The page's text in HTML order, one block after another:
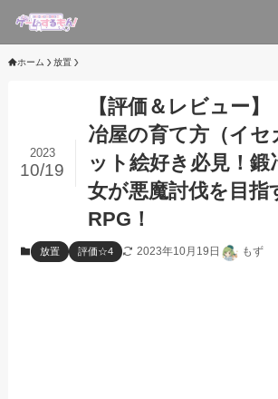
ホーム 放置
【評価＆レビュー
冶屋の育て方（イセ
ット絵好き必見！鍛
女が悪魔討伐を目指
RPG！
2023
10/19
放置 評価☆4 2023年10月19日 もず